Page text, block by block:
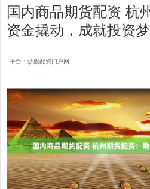
国内商品期货配资 杭
资金撬动，成就投资
平台：炒股配资门户网